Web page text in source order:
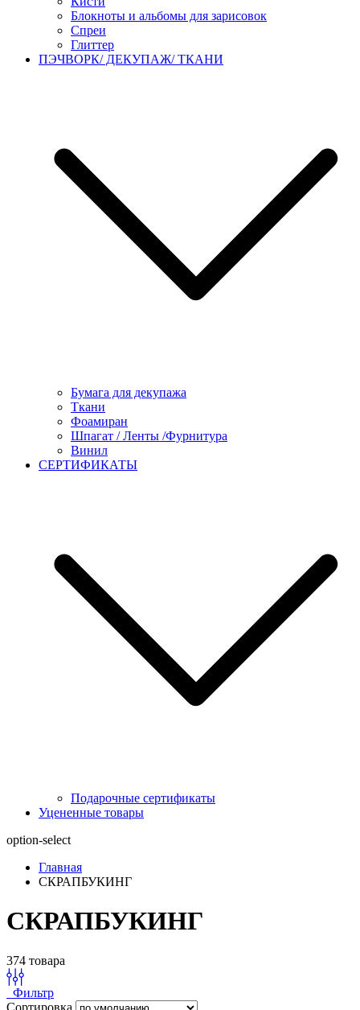
Блокноты и альбомы для зарисовок
Спреи
Глиттер
ПЭЧВОРК/ ДЕКУПАЖ/ ТКАНИ
Бумага для декупажа
Ткани
Фоамиран
Шпагат / Ленты /Фурнитура
Винил
СЕРТИФИКАТЫ
Подарочные сертификаты
Уцененные товары
option-select
Главная
СКРАПБУКИНГ
СКРАПБУКИНГ
374 товара
Фильтр